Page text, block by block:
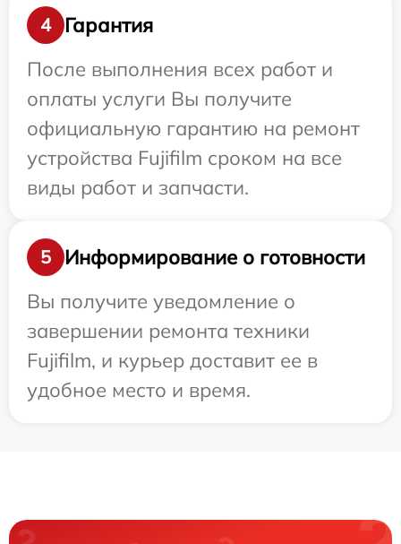
4
Гарантия
После выполнения всех работ и
оплаты услуги Вы получите
официальную гарантию на ремонт
устройства Fujifilm сроком на все
виды работ и запчасти.
5
Информирование о готовности
Вы получите уведомление о
завершении ремонта техники
Fujifilm, и курьер доставит ее в
удобное место и время.